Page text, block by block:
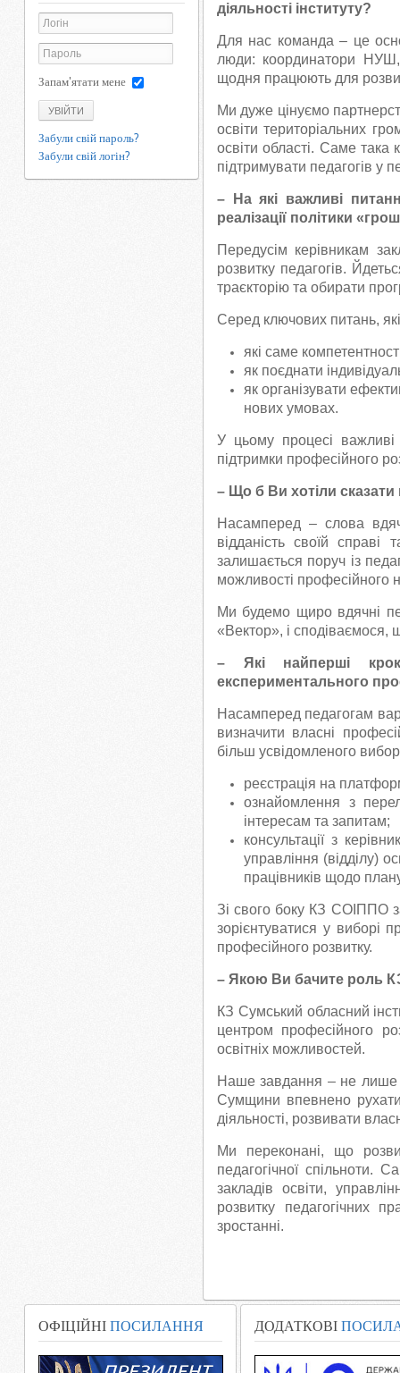
діяльності інституту?
Для нас команда – це
люди: координатори НУШ,
щодня працюють для
Ми дуже цінуємо
освіти територіальних
освіти області. Саме
підтримувати педагогів у
– На які важливі
реалізації політики
Передусім керівникам
розвитку педагогів.
траєкторію та обирати
Серед ключових питань,
які саме
як поєднати
як організувати
нових умовах.
У цьому процесі
підтримки професійного
– Що б Ви хотіли сказати
Насамперед – слова
відданість своїй
залишається поруч із
можливості професійного
Ми будемо щиро вдячні
«Вектор», і сподіваємося,
– Які найперші
експериментального
Насамперед педагогам
визначити власні
більш усвідомленого
реєстрація на
ознайомлення з
інтересам та запитам;
консультації з
управління (відділу)
працівників щодо
Зі свого боку КЗ СОІППО
зорієнтуватися у виборі
професійного розвитку.
– Якою Ви бачите роль
КЗ Сумський обласний
центром професійного
освітніх можливостей.
Наше завдання – не лише
Сумщини впевнено
діяльності, розвивати
Ми переконані, що
педагогічної спільноти.
закладів освіти,
розвитку педагогічних
зростанні.
Запам'ятати мене
УВІЙТИ
Забули свій пароль?
Забули свій логін?
ОФІЦІЙНІ ПОСИЛАННЯ ДОДАТКОВІ